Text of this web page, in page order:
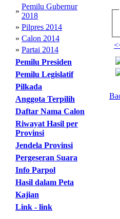
»
Pemilu Gubernur
2018
» Pilpres 2014
» Calon 2014
» Partai 2014
Pemilu Presiden
Pemilu Legislatif
Pilkada
Anggota Terpilih
Daftar Nama Calon
Riwayat Hasil per
Provinsi
Jendela Provinsi
Pergeseran Suara
Info Parpol
Hasil dalam Peta
Kajian
Link - link